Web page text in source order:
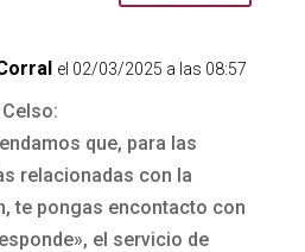
el 02/03/2025 a las 08:57
que, para las
relacionadas con la
te pongas encontacto con
el servicio de